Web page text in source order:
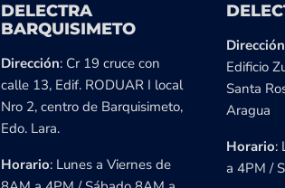
DELECTRA
BARQUISIMETO
Dirección: Cr 19 cruce con
calle 13, Edif. RODUAR I local
Nro 2, centro de Barquisimeto,
Edo. Lara.
Horario: Lunes a Viernes de
Dirección
Edificio
Santa
Aragua
Horario:
a 4PM /